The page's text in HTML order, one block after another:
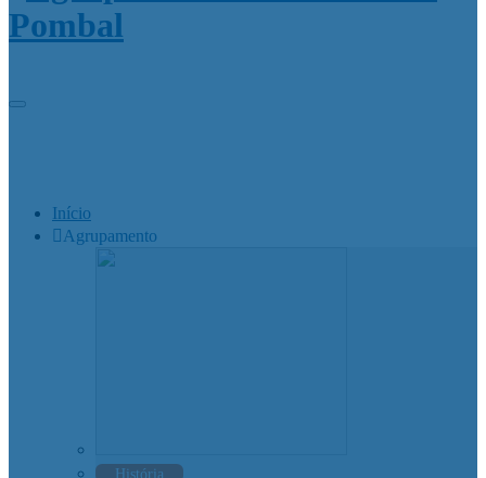
Início
Agrupamento
História